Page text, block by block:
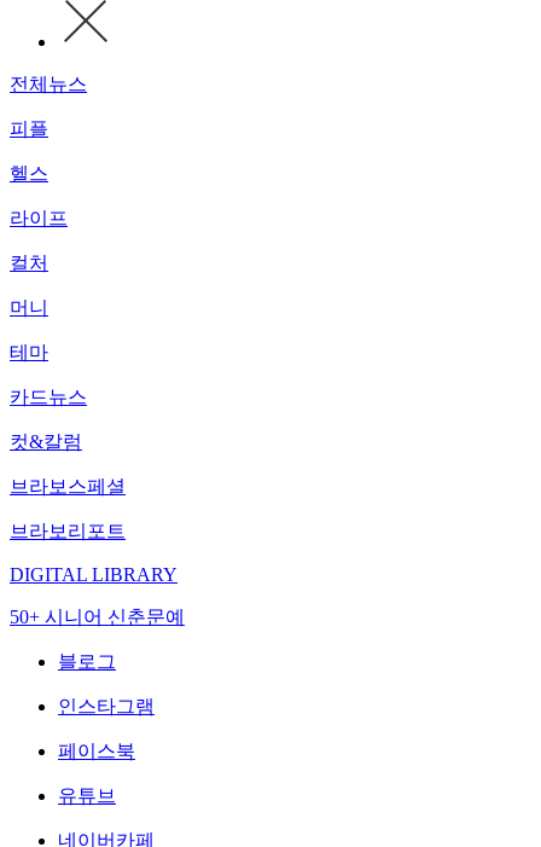
전체뉴스
피플
헬스
라이프
컬처
머니
테마
카드뉴스
컷&칼럼
브라보스페셜
브라보리포트
DIGITAL LIBRARY
50+ 시니어 신춘문예
블로그
인스타그램
페이스북
유튜브
네이버카페